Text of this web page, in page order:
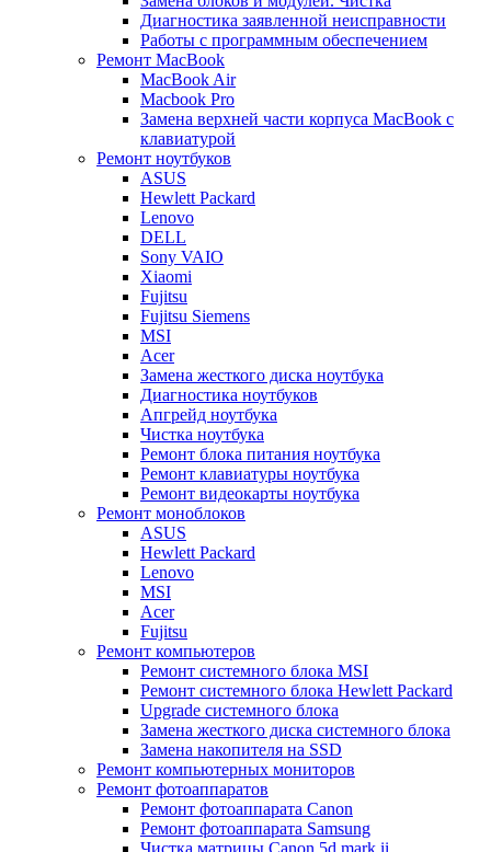
Диагностика заявленной неисправности
Работы с программным обеспечением
Ремонт MacBook
MacBook Air
Macbook Pro
Замена верхней части корпуса MacBook с
клавиатурой
Ремонт ноутбуков
ASUS
Hewlett Packard
Lenovo
DELL
Sony VAIO
Xiaomi
Fujitsu
Fujitsu Siemens
MSI
Acer
Замена жесткого диска ноутбука
Диагностика ноутбуков
Апгрейд ноутбука
Чистка ноутбука
Ремонт блока питания ноутбука
Ремонт клавиатуры ноутбука
Ремонт видеокарты ноутбука
Ремонт моноблоков
ASUS
Hewlett Packard
Lenovo
MSI
Acer
Fujitsu
Ремонт компьютеров
Ремонт системного блока MSI
Ремонт системного блока Hewlett Packard
Upgrade системного блока
Замена жесткого диска системного блока
Замена накопителя на SSD
Ремонт компьютерных мониторов
Ремонт фотоаппаратов
Ремонт фотоаппарата Canon
Ремонт фотоаппарата Samsung
Чистка матрицы Canon 5d mark ii